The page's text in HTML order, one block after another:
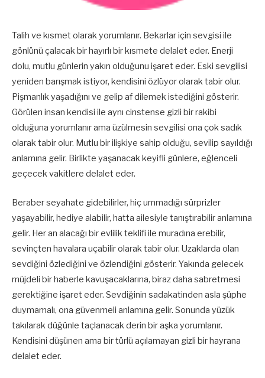
Talih ve kısmet olarak yorumlanır. Bekarlar için sevgisi ile
gönlünü çalacak bir hayırlı bir kısmete delalet eder. Enerji
dolu, mutlu günlerin yakın olduğunu işaret eder. Eski sevgilisi
yeniden barışmak istiyor, kendisini özlüyor olarak tabir olur.
Pişmanlık yaşadığını ve gelip af dilemek istediğini gösterir.
Görülen insan kendisi ile aynı cinstense gizli bir rakibi
olduğuna yorumlanır ama üzülmesin sevgilisi ona çok sadık
olarak tabir olur. Mutlu bir ilişkiye sahip olduğu, sevilip sayıldığı
anlamına gelir. Birlikte yaşanacak keyifli günlere, eğlenceli
geçecek vakitlere delalet eder.
Beraber seyahate gidebilirler, hiç ummadığı sürprizler
yaşayabilir, hediye alabilir, hatta ailesiyle tanıştırabilir anlamına
gelir. Her an alacağı bir evlilik teklifi ile muradına erebilir,
sevinçten havalara uçabilir olarak tabir olur. Uzaklarda olan
sevdiğini özlediğini ve özlendiğini gösterir. Yakında gelecek
müjdeli bir haberle kavuşacaklarına, biraz daha sabretmesi
gerektiğine işaret eder. Sevdiğinin sadakatinden asla şüphe
duymamalı, ona güvenmeli anlamına gelir. Sonunda yüzük
takılarak düğünle taçlanacak derin bir aşka yorumlanır.
Kendisini düşünen ama bir türlü açılamayan gizli bir hayrana
delalet eder.